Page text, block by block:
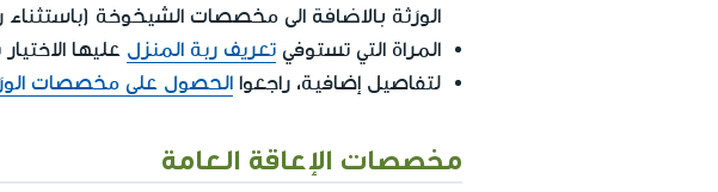
الورَثة بالاضافة الى مخصصات الشيخوخة (باستثناء
المراة التي تستوفي تعريف ربة المنزل عليها
لتفاصيل إضافية، راجعوا الحصول على مخصصات
مخصصات الإعاقة العامة